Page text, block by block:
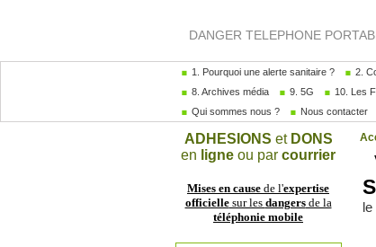
DANGER TELEPHONE
1. Pourquoi une alerte sanitaire ? 2.
8. Archives média
9. 5G 10. Les
Qui sommes nous ?
Nous contacter
ADHESIONS et DONS
en ligne ou par courrier
Mises en cause de l'expertise
officiellesur les dangersde la
téléphonie mobile
le